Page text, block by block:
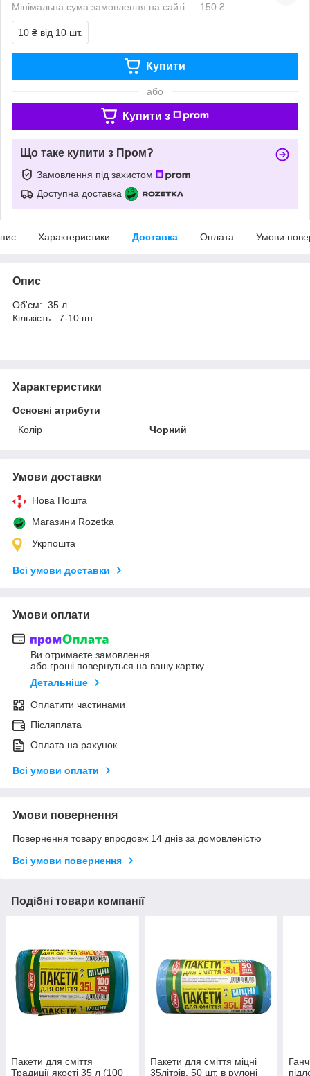
Мінімальна сума замовлення на сайті — 150 ₴
10 ₴ від 10 шт.
Купити
або
Купити з
Що таке купити з Пром?
Замовлення під захистом
Доступна доставка
Характеристики Доставка Оплата Умови
Опис
Об'єм: 35 л
Кількість: 7-10 шт
Характеристики
Основні атрибути
Колір
Чорний
Умови доставки
Нова Пошта
Магазини Rozetka
Укрпошта
Всі умови доставки
Умови оплати
Ви отримаєте замовлення
або гроші повернуться на вашу картку
Детальніше
Оплатити частинами
Післяплата
Оплата на рахунок
Всі умови оплати
Умови повернення
Повернення товару впродовж 14 днів за домовленістю
Всі умови повернення
Подібні товари компанії
Пакети для сміття
Традиції якості 35 л (100
Пакети для сміття міцні
35літрів, 50 шт. в рулоні